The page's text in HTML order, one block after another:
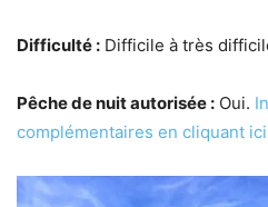
Difficulté : Difficile à très
Pêche de nuit autorisée : Oui.
complémentaires en cliquant ici